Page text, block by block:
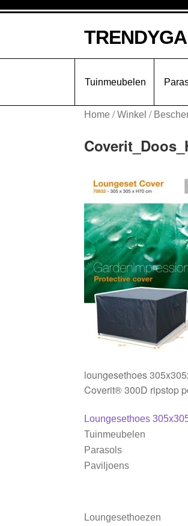
door
naar
naar
de
Tuinmeubelen
Home /Winkel /
loungesethoes
Coverit® 300D ripstop
Bericht
navigatie
Vorig
bericht:
Loungesethoes
Tuinmeubelen
Parasols
Paviljoens
Loungesethoezen